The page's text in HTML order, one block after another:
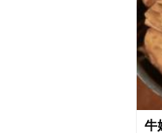
牛